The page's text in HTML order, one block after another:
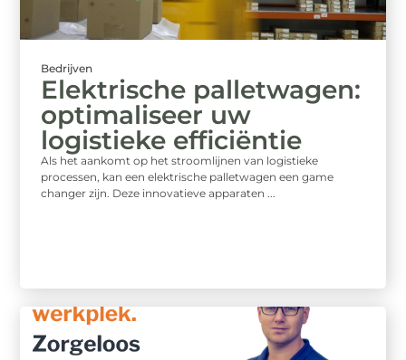
Bedrijven
Elektrische palletwagen:
optimaliseer uw
logistieke efficiëntie
Als het aankomt op het stroomlijnen van logistieke
processen, kan een elektrische palletwagen een game
changer zijn. Deze innovatieve apparaten ...